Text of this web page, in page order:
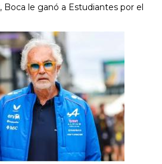
Boca le ganó a Estudiantes por el